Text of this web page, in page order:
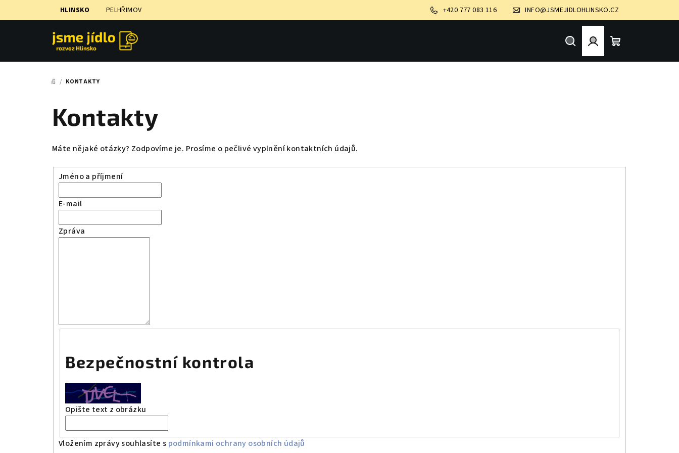
na
HLINSKO PELHŘIMOV +420 777 083 116 INFO@JSMEJIDLOHLINSKO.CZ
HledatPřihlášení
DOMŮ
/ KONTAKTY
Kontakty
Máte nějaké otázky? Zodpovíme je. Prosíme o pečlivé vyplnění kontaktních údajů.
Jméno a příjmení
E-mail
Zpráva
Bezpečnostní kontrola
Opište text z obrázku
Vložením zprávy souhlasíte s podmínkami ochrany osobních údajů